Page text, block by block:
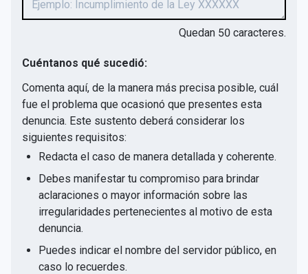
Quedan 50 caracteres.
Cuéntanos qué sucedió:
Comenta aquí, de la manera más precisa posible, cuál
fue el problema que ocasionó que presentes esta
denuncia. Este sustento deberá considerar los
siguientes requisitos:
Redacta el caso de manera detallada y coherente.
Debes manifestar tu compromiso para brindar
aclaraciones o mayor información sobre las
irregularidades pertenecientes al motivo de esta
denuncia.
Puedes indicar el nombre del servidor público, en
caso lo recuerdes.